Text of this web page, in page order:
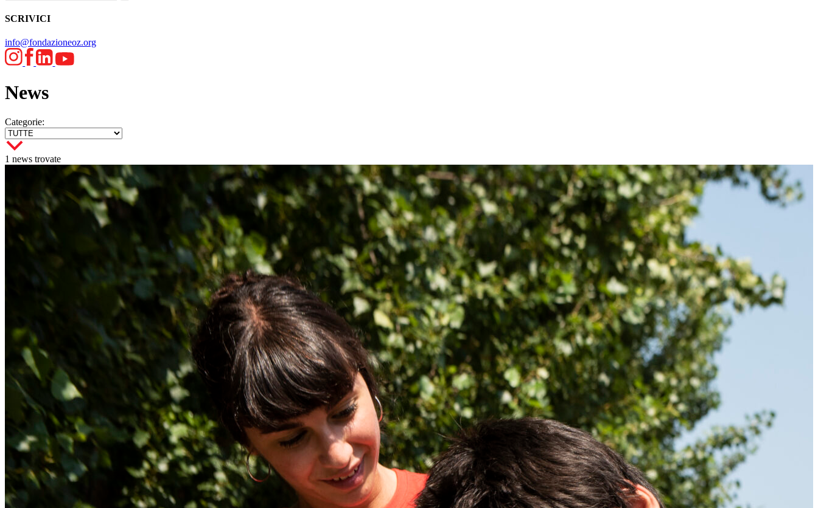
SCRIVICI
info@fondazioneoz.org
News
Categorie:
1 news trovate